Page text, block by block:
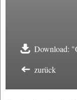
Download:
zurück